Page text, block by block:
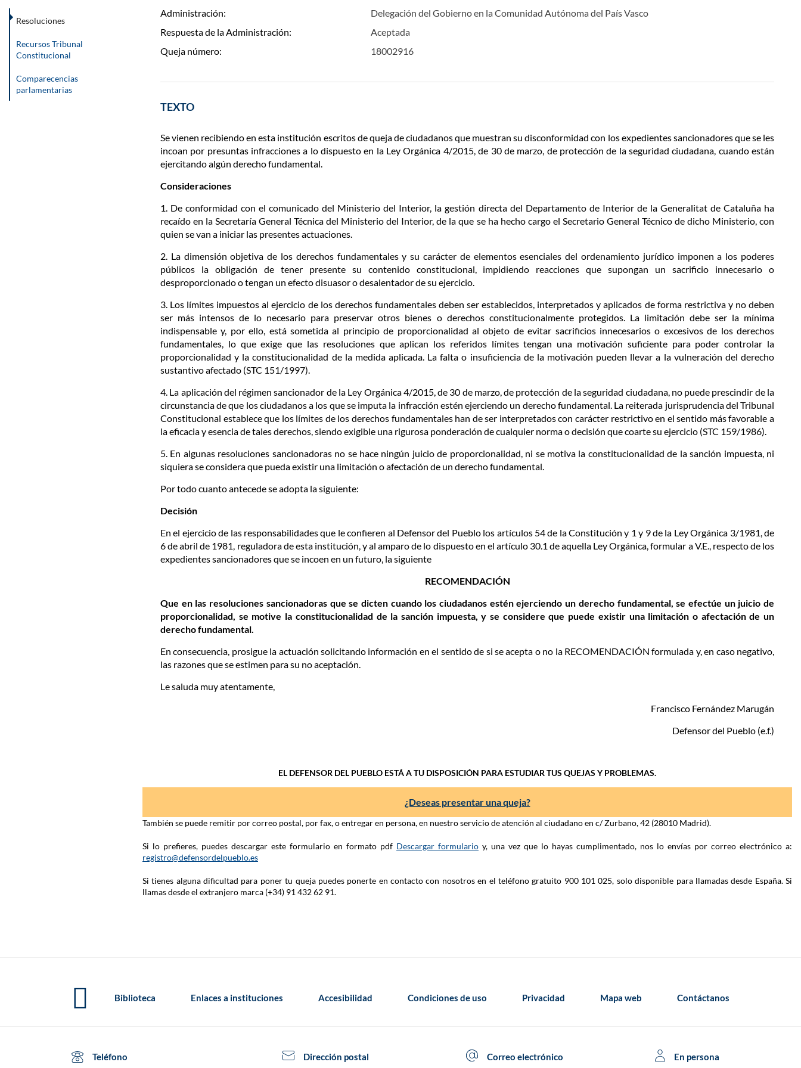
Administración:
Delegación del Gobierno en la Comunidad Autónoma del País Vasco
Respuesta de la Administración:
Aceptada
Queja número:
18002916
TEXTO
Se vienen recibiendo en esta institución escritos de queja de ciudadanos que muestran su disconformidad con los expedientes sancionadores que se les
incoan por presuntas infracciones a lo dispuesto en la Ley Orgánica 4/2015, de 30 de marzo, de protección de la seguridad ciudadana, cuando están
ejercitando algún derecho fundamental.
Consideraciones
1. De conformidad con el comunicado del Ministerio del Interior, la gestión directa del Departamento de Interior de la Generalitat de Cataluña ha
recaído en la Secretaría General Técnica del Ministerio del Interior, de la que se ha hecho cargo el Secretario General Técnico de dicho Ministerio, con
quien se van a iniciar las presentes actuaciones.
2. La dimensión objetiva de los derechos fundamentales y su carácter de elementos esenciales del ordenamiento jurídico imponen a los poderes
públicos la obligación de tener presente su contenido constitucional, impidiendo reacciones que supongan un sacrificio innecesario o
desproporcionado o tengan un efecto disuasor o desalentador de su ejercicio.
3. Los límites impuestos al ejercicio de los derechos fundamentales deben ser establecidos, interpretados y aplicados de forma restrictiva y no deben
ser más intensos de lo necesario para preservar otros bienes o derechos constitucionalmente protegidos. La limitación debe ser la mínima
indispensable y, por ello, está sometida al principio de proporcionalidad al objeto de evitar sacrificios innecesarios o excesivos de los derechos
fundamentales, lo que exige que las resoluciones que aplican los referidos límites tengan una motivación suficiente para poder controlar la
proporcionalidad y la constitucionalidad de la medida aplicada. La falta o insuficiencia de la motivación pueden llevar a la vulneración del derecho
sustantivo afectado (STC 151/1997).
4. La aplicación del régimen sancionador de la Ley Orgánica 4/2015, de 30 de marzo, de protección de la seguridad ciudadana, no puede prescindir de la
circunstancia de que los ciudadanos a los que se imputa la infracción estén ejerciendo un derecho fundamental. La reiterada jurisprudencia del Tribunal
Constitucional establece que los límites de los derechos fundamentales han de ser interpretados con carácter restrictivo en el sentido más favorable a
la eficacia y esencia de tales derechos, siendo exigible una rigurosa ponderación de cualquier norma o decisión que coarte su ejercicio (STC 159/1986).
5. En algunas resoluciones sancionadoras no se hace ningún juicio de proporcionalidad, ni se motiva la constitucionalidad de la sanción impuesta, ni
siquiera se considera que pueda existir una limitación o afectación de un derecho fundamental.
Por todo cuanto antecede se adopta la siguiente:
Decisión
En el ejercicio de las responsabilidades que le confieren al Defensor del Pueblo los artículos 54 de la Constitución y 1 y 9 de la Ley Orgánica 3/1981, de
6 de abril de 1981, reguladora de esta institución, y al amparo de lo dispuesto en el artículo 30.1 de aquella Ley Orgánica, formular a V.E., respecto de los
expedientes sancionadores que se incoen en un futuro, la siguiente
RECOMENDACIÓN
Que en las resoluciones sancionadoras que se dicten cuando los ciudadanos estén ejerciendo un derecho fundamental, se efectúe un juicio de
proporcionalidad, se motive la constitucionalidad de la sanción impuesta, y se considere que puede existir una limitación o afectación de un
derecho fundamental.
En consecuencia, prosigue la actuación solicitando información en el sentido de si se acepta o no la RECOMENDACIÓN formulada y, en caso negativo,
las razones que se estimen para su no aceptación.
Le saluda muy atentamente,
Francisco Fernández Marugán
Defensor del Pueblo (e.f.)
EL DEFENSOR DEL PUEBLO ESTÁ A TU DISPOSICIÓN PARA ESTUDIAR TUS QUEJAS Y PROBLEMAS.
¿Deseas presentar una queja?
También se puede remitir por correo postal, por fax, o entregar en persona, en nuestro servicio de atención al ciudadano en c/ Zurbano, 42 (28010 Madrid).
Si lo prefieres, puedes descargar este formulario en formato pdf Descargar formulario y, una vez que lo hayas cumplimentado, nos lo envías por correo electrónico a:
registro@defensordelpueblo.es
Si tienes alguna dificultad para poner tu queja puedes ponerte en contacto con nosotros en el teléfono gratuito 900 101 025, solo disponible para llamadas desde España. Si
llamas desde el extranjero marca (+34) 91 432 62 91.
Resoluciones
Recursos Tribunal
Constitucional
Comparecencias
parlamentarias
Biblioteca Enlaces a instituciones Accesibilidad Condiciones de uso Privacidad Mapa web Contáctanos
Teléfono Dirección postal Correo electrónico En persona